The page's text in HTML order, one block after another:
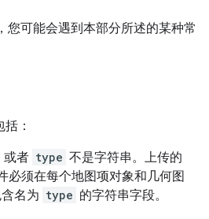
您可能会遇到本部分所述的某种常
：
或者 type 不是字符串。上传的
必须在每个地图项对象和几何图
名为 type 的字符串字段。